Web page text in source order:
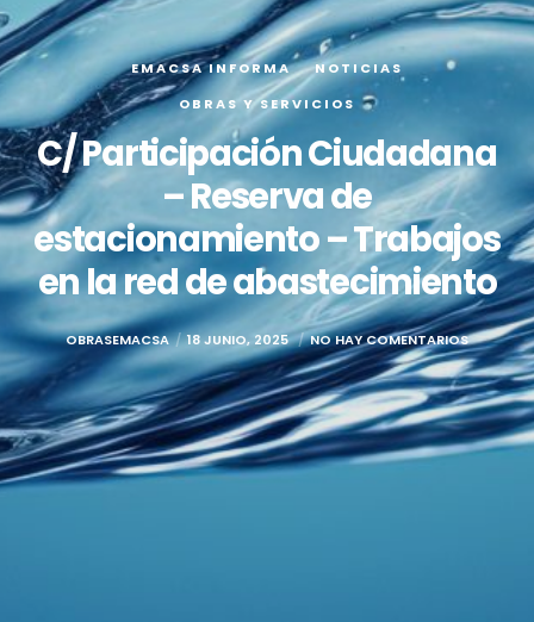
EMACSA INFORMA
NOTICIAS
OBRAS Y SERVICIOS
C/ Participación Ciudadana
– Reserva de
estacionamiento – Trabajos
en la red de abastecimiento
OBRASEMACSA 18 JUNIO, 2025 NO HAY COMENTARIOS